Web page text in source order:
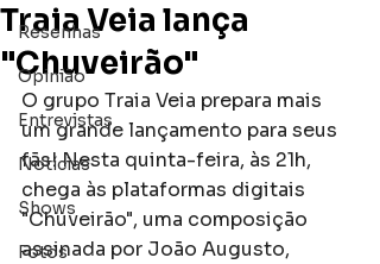
Resenhas
Opinião
Entrevistas
Notícias
Shows
Fotos
Traia Veia lança
"Chuveirão"
O grupo Traia Veia prepara mais
um grande lançamento para seus
fãs! Nesta quinta-feira, às 21h,
chega às plataformas digitais
"Chuveirão", uma composição
assinada por João Augusto,